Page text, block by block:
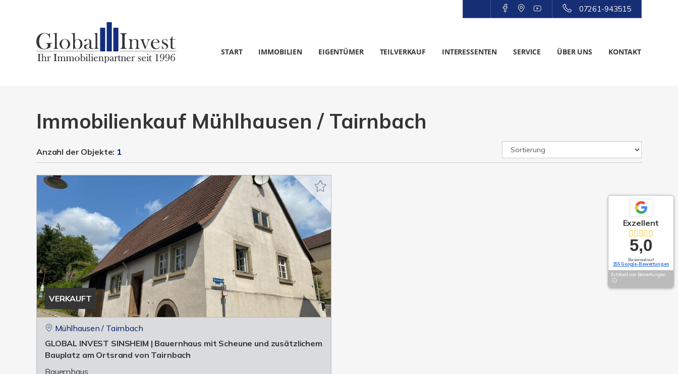
07261-943515
START IMMOBILIEN EIGENTÜMER TEILVERKAUF INTERESSENTEN SERVICE ÜBER UNS KONTAKT
Immobilienkauf Mühlhausen / Tairnbach
Anzahl der Objekte: 1
VERKAUFT
Mühlhausen / Tairnbach
GLOBAL INVEST SINSHEIM | Bauernhaus mit Scheune und zusätzlichem
Bauplatz am Ortsrand von Tairnbach
Bauernhaus
Exzellent
5,0
Basierend auf
155 Google-Bewertungen
Echtheit von Bewertungen